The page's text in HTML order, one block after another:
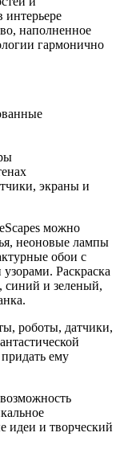
интерьере
наполненное
гармонично
экраны и
можно
неоновые лампы
обои с
Раскраска
синий и зеленый,
роботы, датчики,
ему
идеи и творческий